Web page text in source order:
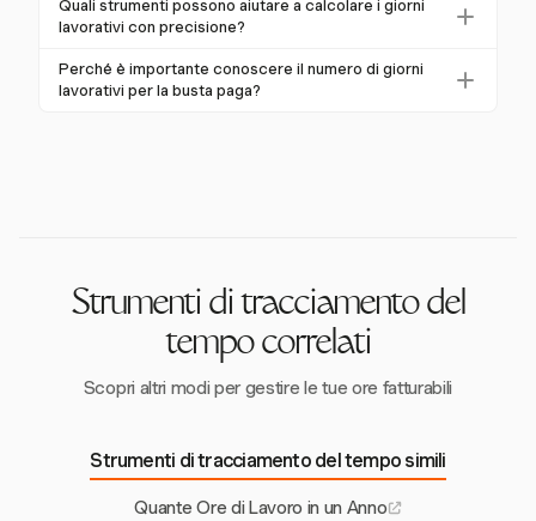
a 10 festività bancarie, che influenzano il numero
totale di giorni lavorativi.
flessibili possono alterare il conteggio tradizionale dei
specifiche del settore e dalle politiche aziendali.
Quali strumenti possono aiutare a calcolare i giorni
lavorativi con precisione?
Funzioni di foglio di calcolo come `NETWORKDAYS`
in Excel possono calcolare i giorni lavorativi tra le
Perché è importante conoscere il numero di giorni
lavorativi per la busta paga?
Strumenti di tracciamento del
tempo correlati
Scopri altri modi per gestire le tue ore fatturabili
Strumenti di tracciamento del tempo simili
Quante Ore di Lavoro in un Anno